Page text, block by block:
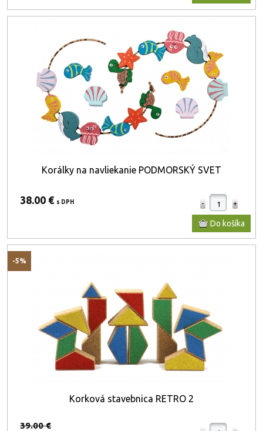
Korálky na navliekanie PODMORSKÝ SVET
38.00 € s DPH
-5%
Korková stavebnica RETRO 2
39.00 €